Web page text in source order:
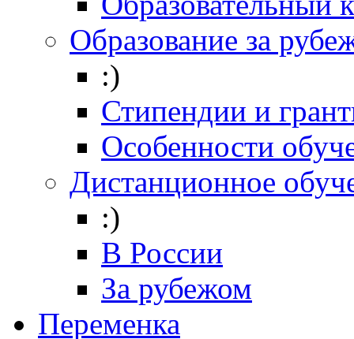
Образование за
:)
Стипендии и
Особенности
Дистанционное
:)
В России
За рубежом
Переменка